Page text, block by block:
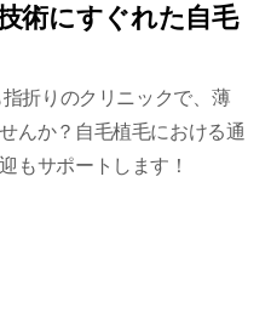
術にすぐれた自毛
折りのクリニックで、薄
んか？自毛植毛における通
もサポートします！